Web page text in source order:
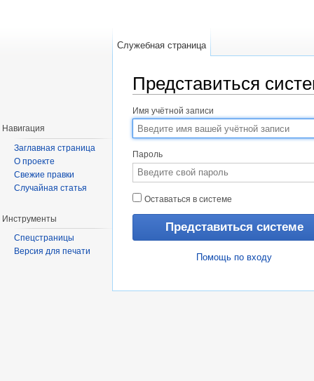
Представиться
Имя учётной записи
Пароль
Оставаться в системе
Помощь по входу
Служебная страница
Навигация
Заглавная страница
О проекте
Свежие правки
Случайная статья
Инструменты
Спецстраницы
Версия для печати